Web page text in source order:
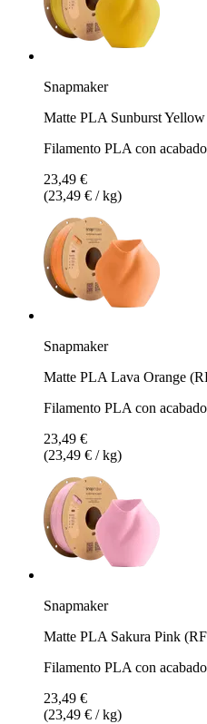
Snapmaker
Matte PLA Sunburst
Filamento PLA con
23,49 €
(23,49 € / kg)
Snapmaker
Matte PLA Lava Orange
Filamento PLA con
23,49 €
(23,49 € / kg)
Snapmaker
Matte PLA Sakura Pink
Filamento PLA con
23,49 €
(23,49 € / kg)